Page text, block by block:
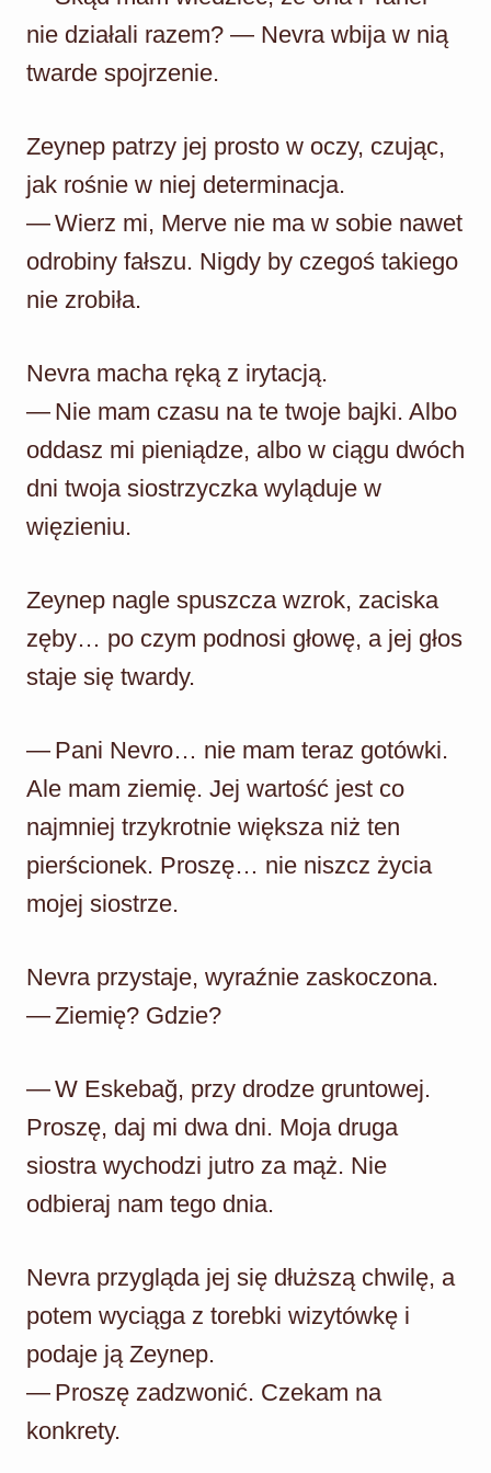
nie działali razem? — Nevra wbija w nią
twarde spojrzenie.
Zeynep patrzy jej prosto w oczy, czując,
jak rośnie w niej determinacja.
— Wierz mi, Merve nie ma w sobie nawet
odrobiny fałszu. Nigdy by czegoś takiego
nie zrobiła.
Nevra macha ręką z irytacją.
— Nie mam czasu na te twoje bajki. Albo
oddasz mi pieniądze, albo w ciągu dwóch
dni twoja siostrzyczka wyląduje w
więzieniu.
Zeynep nagle spuszcza wzrok, zaciska
zęby… po czym podnosi głowę, a jej głos
staje się twardy.
— Pani Nevro… nie mam teraz gotówki.
Ale mam ziemię. Jej wartość jest co
najmniej trzykrotnie większa niż ten
pierścionek. Proszę… nie niszcz życia
mojej siostrze.
Nevra przystaje, wyraźnie zaskoczona.
— Ziemię? Gdzie?
— W Eskebağ, przy drodze gruntowej.
Proszę, daj mi dwa dni. Moja druga
siostra wychodzi jutro za mąż. Nie
odbieraj nam tego dnia.
Nevra przygląda jej się dłuższą chwilę, a
potem wyciąga z torebki wizytówkę i
podaje ją Zeynep.
— Proszę zadzwonić. Czekam na
konkrety.